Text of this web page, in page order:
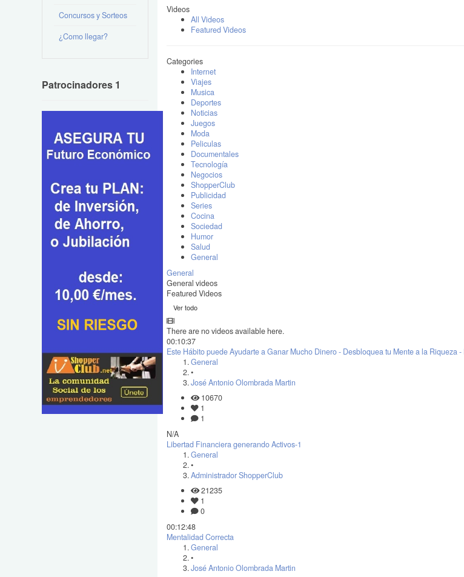
Videos
All Videos
Featured Videos
Categories
Internet
Viajes
Musica
Deportes
Noticias
Juegos
Moda
Peliculas
Documentales
Tecnología
Negocios
ShopperClub
Publicidad
Series
Cocina
Sociedad
Humor
Salud
General
General
General videos
Featured Videos
Ver todo
There are no videos available here.
00:10:37
Este Hábito puede Ayudarte a Ganar Mucho Dinero - Desbloquea tu Mente a la Riqueza -
General
•
José Antonio Olombrada Martin
10670
1
1
N/A
Libertad Financiera generando Activos-1
General
•
Administrador ShopperClub
21235
1
0
00:12:48
Mentalidad Correcta
General
•
José Antonio Olombrada Martin
Concursos y Sorteos
¿Como llegar?
Patrocinadores 1